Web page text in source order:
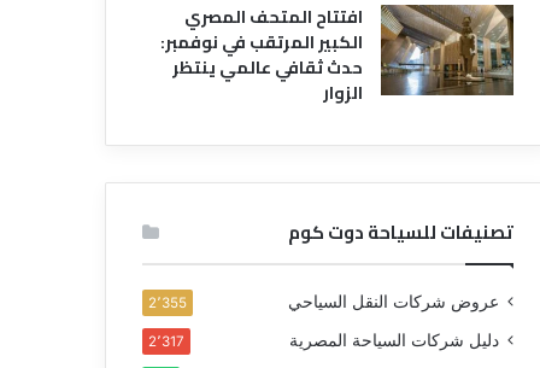
افتتاح المتحف المصري
الكبير المرتقب في نوفمبر:
حدث ثقافي عالمي ينتظر
الزوار
تصنيفات للسياحة دوت كوم
عروض شركات النقل السياحي 2٬355
دليل شركات السياحة المصرية 2٬317